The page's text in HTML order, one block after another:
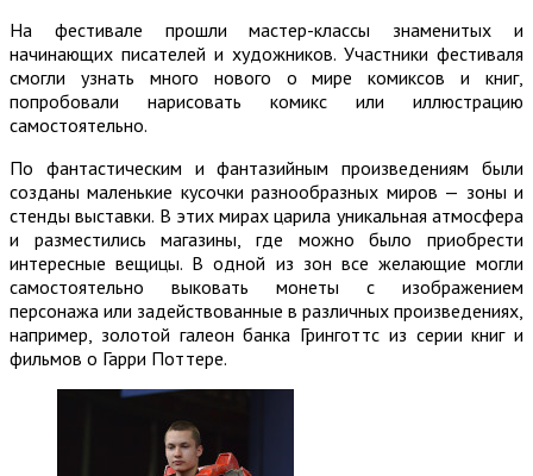
На фестивале прошли мастер-классы знаменитых и
начинающих писателей и художников. Участники фестиваля
смогли узнать много нового о мире комиксов и книг,
попробовали нарисовать комикс или иллюстрацию
самостоятельно.
По фантастическим и фантазийным произведениям были
созданы маленькие кусочки разнообразных миров — зоны и
стенды выставки. В этих мирах царила уникальная атмосфера
и разместились магазины, где можно было приобрести
интересные вещицы. В одной из зон все желающие могли
самостоятельно выковать монеты с изображением
персонажа или задействованные в различных произведениях,
например, золотой галеон банка Гринготтс из серии книг и
фильмов о Гарри Поттере.